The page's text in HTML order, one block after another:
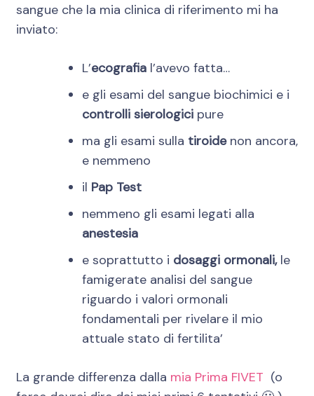
sangue che la mia clinica di riferimento mi ha
inviato:
L’ecografia l’avevo fatta…
e gli esami del sangue biochimici e i
controlli sierologici pure
ma gli esami sulla tiroidenon ancora,
e nemmeno
il Pap Test
nemmeno gli esami legati alla
anestesia
e soprattutto i dosaggi ormonali,le
famigerate analisi del sangue
riguardo i valori ormonali
fondamentali per rivelare il mio
attuale stato di fertilita’
La grande differenza dalla mia Prima FIVET (o